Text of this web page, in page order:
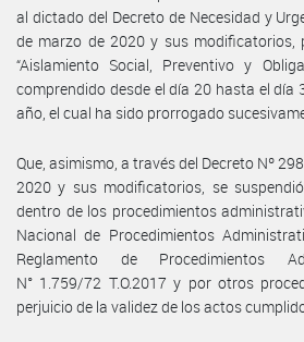
al dictado del Decreto de Necesidad y
de marzo de 2020 y sus modificatorios,
“Aislamiento Social, Preventivo y
comprendido desde el día 20 hasta el día
año, el cual ha sido prorrogado
Que, asimismo, a través del Decreto Nº
2020 y sus modificatorios, se
dentro de los procedimientos
Nacional de Procedimientos
Reglamento de Procedimientos
N° 1.759/72 T.O.2017 y por otros
perjuicio de la validez de los actos